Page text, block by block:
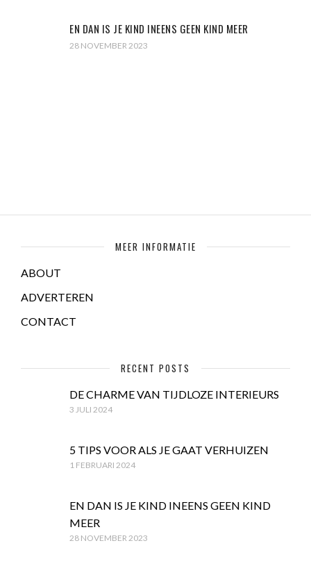
EN DAN IS JE KIND INEENS GEEN KIND MEER
28 NOVEMBER 2023
MEER INFORMATIE
ABOUT
ADVERTEREN
CONTACT
RECENT POSTS
DE CHARME VAN TIJDLOZE INTERIEURS
3 JULI 2024
5 TIPS VOOR ALS JE GAAT VERHUIZEN
1 FEBRUARI 2024
EN DAN IS JE KIND INEENS GEEN KIND
MEER
28 NOVEMBER 2023